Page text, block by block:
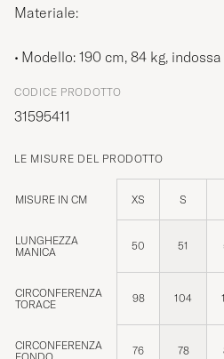
Materiale:
Modello: 190 cm, 84 kg,
CODICE PRODOTTO
31595411
LE MISURE DEL PRODOTTO
MISURE IN CM XS S
LUNGHEZZA
MANICA
50 51
CIRCONFERENZA
TORACE
98 104
CIRCONFERENZA
76 78